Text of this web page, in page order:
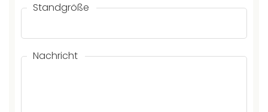
Standgröße
Nachricht